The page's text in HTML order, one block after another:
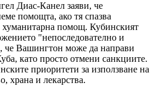
Диас-Канел заяви, че
помощта, ако тя спазва
помощ. Кубинският
"непоследователно и
че Вашингтон може да направи
като просто отмени санкциите.
приоритети за използване на
храна и лекарства.